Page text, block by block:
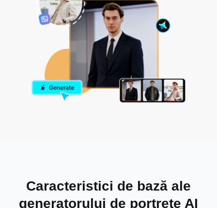
Caracteristici de bază ale
generatorului de portrete AI